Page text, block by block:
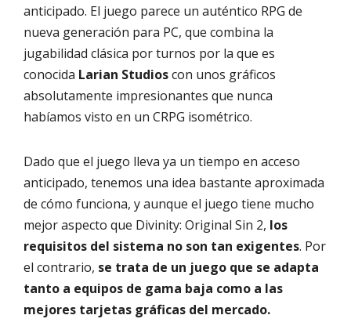
anticipado. El juego parece un auténtico RPG de
nueva generación para PC, que combina la
jugabilidad clásica por turnos por la que es
conocida Larian Studioscon unos gráficos
absolutamente impresionantes que nunca
habíamos visto en un CRPG isométrico.
Dado que el juego lleva ya un tiempo en acceso
anticipado, tenemos una idea bastante aproximada
de cómo funciona, y aunque el juego tiene mucho
mejor aspecto que Divinity: Original Sin 2, los
requisitos del sistema no son tan exigentes. Por
el contrario, se trata de un juego que se adapta
tanto a equipos de gama baja como a las
mejores tarjetas gráficas del mercado.